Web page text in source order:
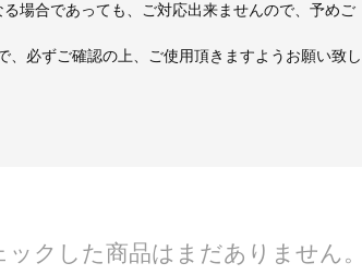
場合であっても、ご対応出来ませんので、予めご
必ずご確認の上、ご使用頂きますようお願い致し
ックした商品はまだありません。